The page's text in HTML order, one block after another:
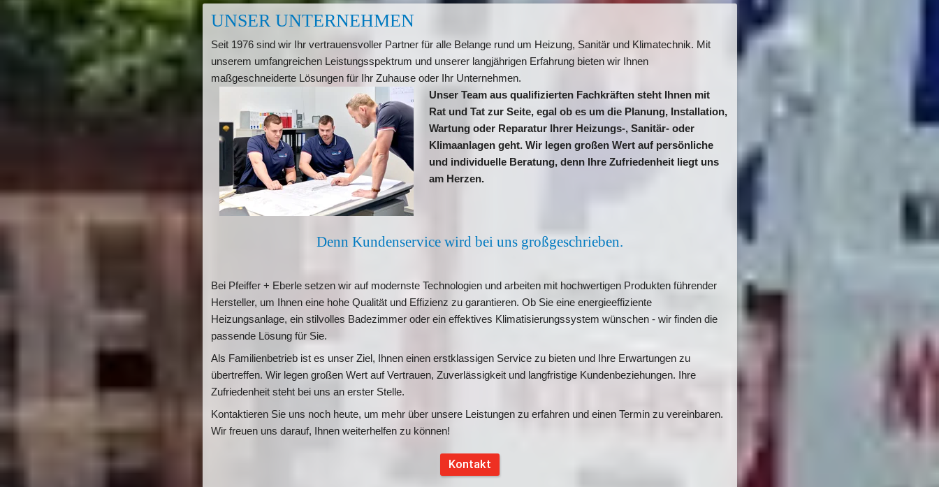
UNSER UNTERNEHMEN
Seit 1976 sind wir Ihr vertrauensvoller Partner für alle Belange rund um Heizung, Sanitär und Klimatechnik. Mit
unserem umfangreichen Leistungsspektrum und unserer langjährigen Erfahrung bieten wir Ihnen
maßgeschneiderte Lösungen für Ihr Zuhause oder Ihr Unternehmen.
Unser Team aus qualifizierten Fachkräften steht Ihnen mit
Rat und Tat zur Seite, egal ob es um die Planung, Installation,
Wartung oder Reparatur Ihrer Heizungs-, Sanitär- oder
Klimaanlagen geht. Wir legen großen Wert auf persönliche
und individuelle Beratung, denn Ihre Zufriedenheit liegt uns
am Herzen.
Denn Kundenservice wird bei uns großgeschrieben.
Bei Pfeiffer + Eberle setzen wir auf modernste Technologien und arbeiten mit hochwertigen Produkten führender
Hersteller, um Ihnen eine hohe Qualität und Effizienz zu garantieren. Ob Sie eine energieeffiziente
Heizungsanlage, ein stilvolles Badezimmer oder ein effektives Klimatisierungssystem wünschen - wir finden die
passende Lösung für Sie.
Als Familienbetrieb ist es unser Ziel, Ihnen einen erstklassigen Service zu bieten und Ihre Erwartungen zu
übertreffen. Wir legen großen Wert auf Vertrauen, Zuverlässigkeit und langfristige Kundenbeziehungen. Ihre
Zufriedenheit steht bei uns an erster Stelle.
Kontaktieren Sie uns noch heute, um mehr über unsere Leistungen zu erfahren und einen Termin zu vereinbaren.
Wir freuen uns darauf, Ihnen weiterhelfen zu können!
Kontakt